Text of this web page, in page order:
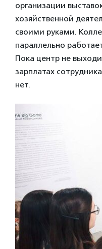
организации
хозяйственной
своими руками.
параллельно
Пока центр не
зарплатах
нет.